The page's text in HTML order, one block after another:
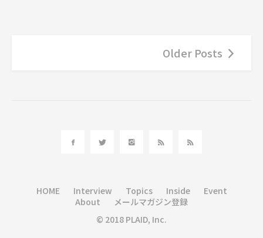
Older Posts
HOME Interview Topics Inside
Event
About
メールマガジン登録
© 2018 PLAID, Inc.